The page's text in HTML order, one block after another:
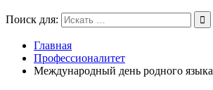
Поиск для:
Главная
Профессионалитет
Международный день родного языка